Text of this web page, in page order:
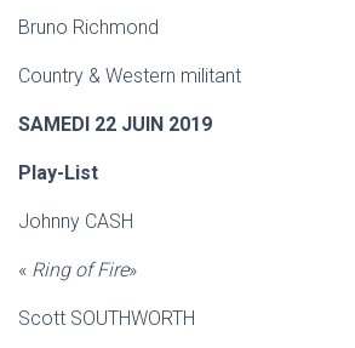
Bruno Richmond
Country & Western militant
SAMEDI 22 JUIN 2019
Play-List
Johnny CASH
« Ring of Fire»
Scott SOUTHWORTH